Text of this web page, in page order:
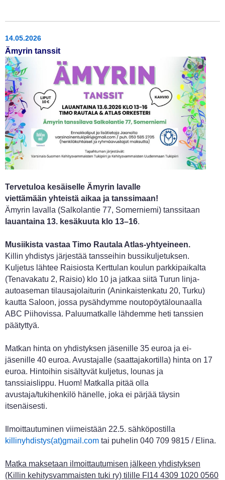
14.05.2026
Ämyrin tanssit
Tervetuloa kesäiselle Ämyrin lavalle
viettämään yhteistä aikaa ja tanssimaan!
Ämyrin lavalla (Salkolantie 77, Somerniemi) tanssitaan
lauantaina 13. kesäkuuta klo 13–16.
Musiikista vastaa Timo Rautala Atlas-yhtyeineen.
Killin yhdistys järjestää tansseihin bussikuljetuksen.
Kuljetus lähtee Raisiosta Kerttulan koulun parkkipaikalta
(Tenavakatu 2, Raisio) klo 10 ja jatkaa siitä Turun linja-
autoaseman tilausajolaiturin (Aninkaistenkatu 20, Turku)
kautta Saloon, jossa pysähdymme noutopöytälounaalla
ABC Piihovissa. Paluumatkalle lähdemme heti tanssien
päätyttyä.
Matkan hinta on yhdistyksen jäsenille 35 euroa ja ei-
jäsenille 40 euroa. Avustajalle (saattajakortilla) hinta on 17
euroa. Hintoihin sisältyvät kuljetus, lounas ja
tanssiaislippu. Huom! Matkalla pitää olla
avustaja/tukihenkilö hänelle, joka ei pärjää täysin
itsenäisesti.
Ilmoittautuminen viimeistään 22.5. sähköpostilla
killinyhdistys(at)gmail.com tai puhelin 040 709 9815 / Elina.
Matka maksetaan ilmoittautumisen jälkeen yhdistyksen
(Killin kehitysvammaisten tuki ry) tilille FI14 4309 1020 0560